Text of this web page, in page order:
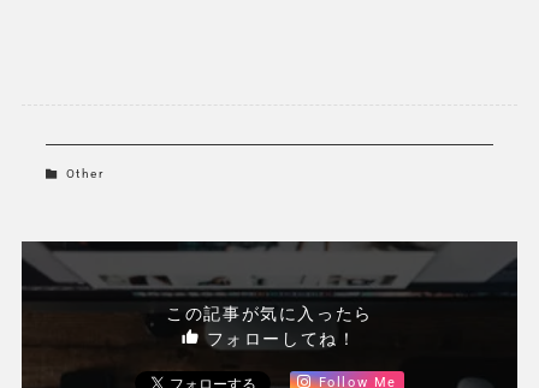
Other
この記事が気に入ったら
フォローしてね！
Follow Me